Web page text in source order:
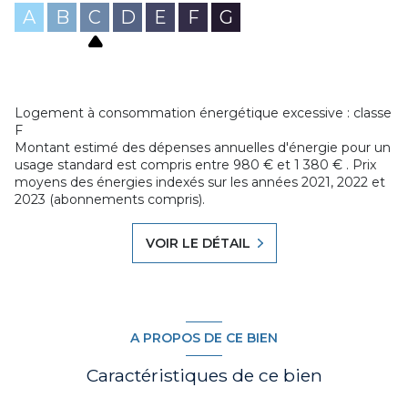
lots principaux 42 / charges annuelles payées par le
vendeur 1105 € / pas de procédure en cours
A B C D E F G
Logement à consommation énergétique excessive : classe
F
Montant estimé des dépenses annuelles d'énergie pour un
usage standard est compris entre 980 € et 1 380 € . Prix
moyens des énergies indexés sur les années 2021, 2022 et
2023 (abonnements compris).
VOIR LE DÉTAIL
A PROPOS DE CE BIEN
Caractéristiques de ce bien